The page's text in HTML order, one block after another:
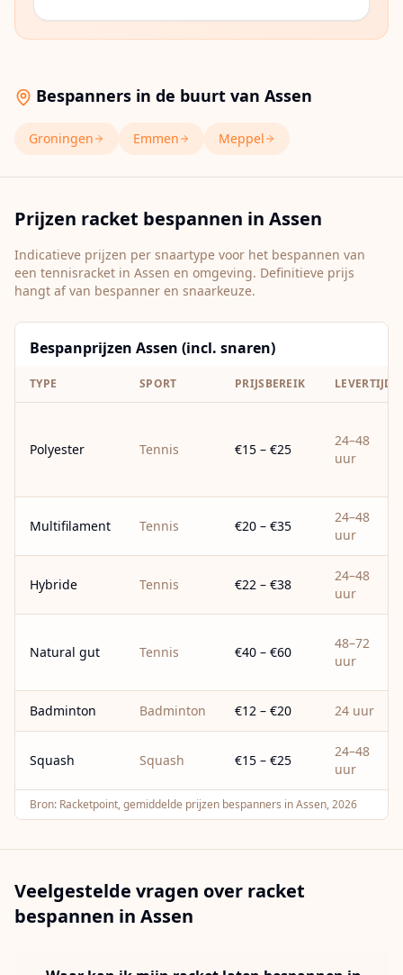
Bespanners in de buurt van Assen
Groningen Emmen Meppel
Prijzen racket bespannen in Assen
Indicatieve prijzen per snaartype voor het bespannen van
een tennisracket in Assen en omgeving. Definitieve prijs
hangt af van bespanner en snaarkeuze.
Bespanprijzen Assen (incl. snaren)
TYPE SPORT PRIJSBEREIK LEVERTIJD
Polyester Tennis €15 – €25
24–48
uur
Multifilament Tennis €20 – €35
24–48
uur
Hybride Tennis €22 – €38
24–48
uur
Natural gut Tennis €40 – €60
48–72
uur
Badminton Badminton €12 – €20 24 uur
Squash Squash €15 – €25
24–48
uur
Bron: Racketpoint, gemiddelde prijzen bespanners in Assen, 2026
Veelgestelde vragen over racket
bespannen in Assen